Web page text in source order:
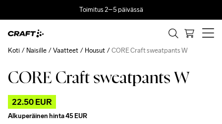
Toimitus 2–5 päivässä
CORE Craft sweatpants W
22.50 EUR
Alkuperäinen hinta45 EUR
Koti Naisille Vaatteet Housut CORE Craft sweatpants W
Outlet